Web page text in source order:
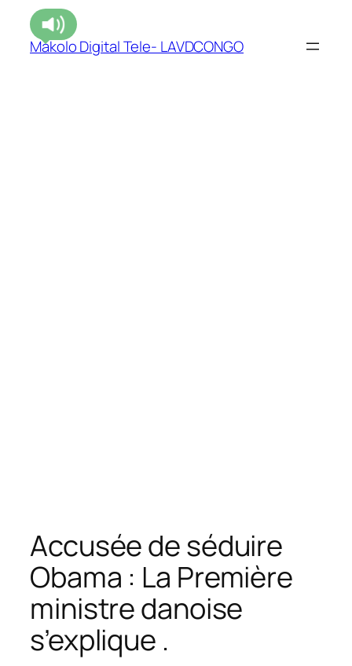
Makolo Digital Tele- LAVDCONGO
Accusée de séduire
Obama : La Première
ministre danoise
s’explique .